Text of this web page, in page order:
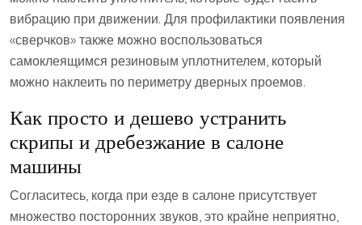
вибрацию при движении. Для профилактики появления
«сверчков» также можно воспользоваться
самоклеящимся резиновым уплотнителем, который
можно наклеить по периметру дверных проемов.
Как просто и дешево устранить
скрипы и дребезжание в салоне
машины
Согласитесь, когда при езде в салоне присутствует
множество посторонних звуков, это крайне неприятно,